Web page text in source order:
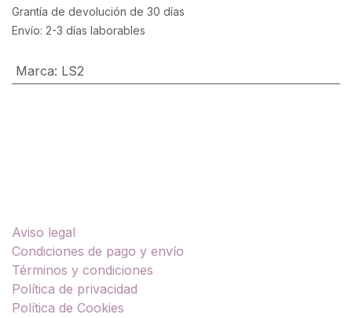
Grantía de devolución de 30 días
Envío: 2-3 días laborables
Marca: LS2
Aviso legal
Condiciones de pago y envío
Términos y condiciones
Política de privacidad
Política de Cookies